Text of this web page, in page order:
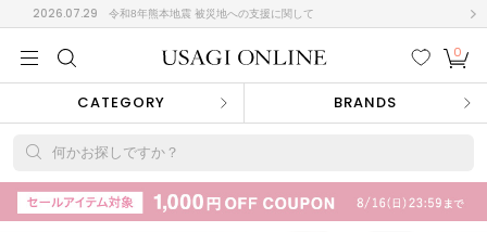
2026.07.29 令和8年熊本地震 被災地への支援に関して
検索
お気
カー
0
CATEGORY BRANDS
何かお探しですか？
KIDSBABYBEAUTYLIFE STYLE
(3024)
KIDSBABYBEAUTYLIFE STYLE
B C D E F G